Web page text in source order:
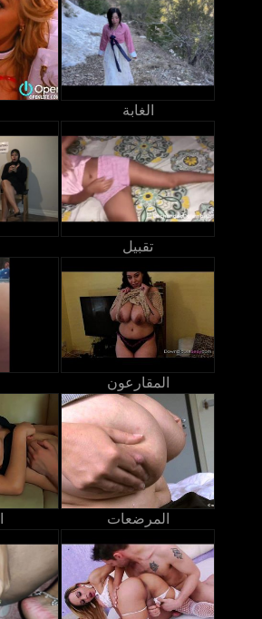
الغابة
تقبيل
المقارعون
المرضعات